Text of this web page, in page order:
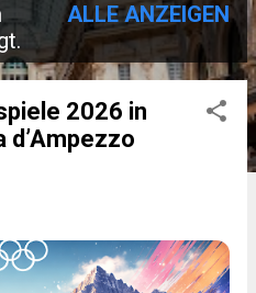
ALLE ANZEIGEN
2026 in
d’Ampezzo